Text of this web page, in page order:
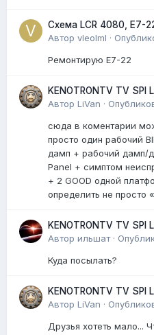
Схема LCR 4080, E7-
Автор vleolml ·
Ремонтирую E7-22
KENOTRONTV TV SPI
Автор LiVan ·
сюда в коментарии
просто один рабочий
дамп + рабочий дамп/
Panel + симптом
+ 2 GOOD одной
определить не просто
KENOTRONTV TV SPI
Автор ильшат·
Куда посылать?
KENOTRONTV TV SPI
Автор LiVan ·
Друзья хотеть мало...